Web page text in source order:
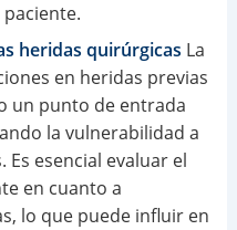
heridas quirúrgicas La
en heridas previas
un punto de entrada
la vulnerabilidad a
Es esencial evaluar el
en cuanto a
lo que puede influir en